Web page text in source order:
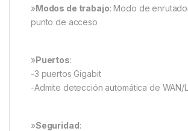
»Modos de trabajo: Modo de
punto de acceso
»Puertos:
-3 puertos Gigabit
-Admite detección automática de WAN/
»Seguridad: